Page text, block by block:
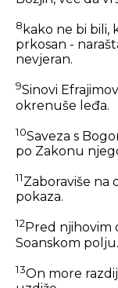
8 kako ne bi bili,
prkosan -
nevjeran.
9Sinovi
okrenuše leđa.
10Saveza s
po Zakonu
11Zaboraviše na
pokaza.
12Pred njihovim
Soanskom polju.
13On more